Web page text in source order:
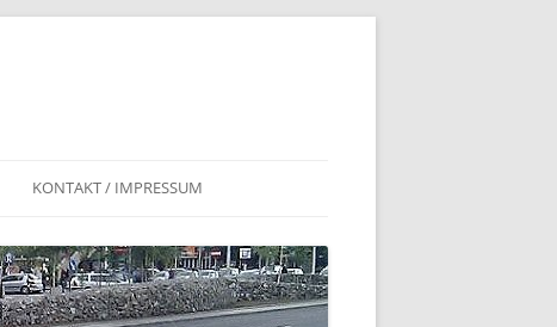
KONTAKT / IMPRESSUM